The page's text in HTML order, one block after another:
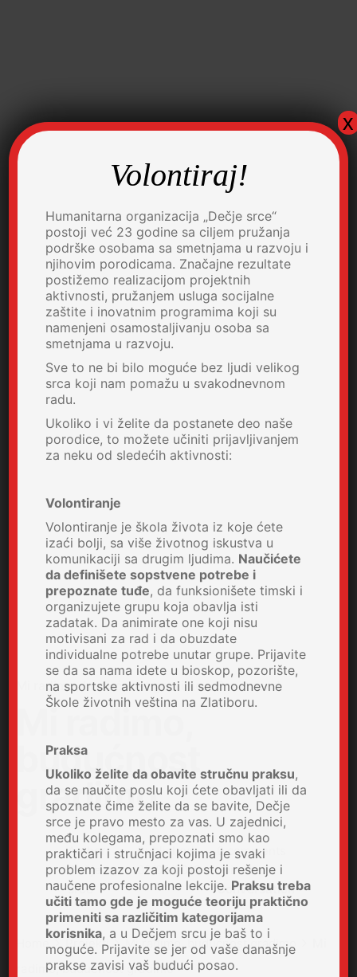
Mi radimo, budućnost gradimo 3 min read
Mi radimo,
budućnost
gradimo
Author
Dečje
srce
Published
02/09/2018
0 comments
Join the
Conversation
Home Projekti Mi radimo, budućnost gradimo
radimo, budućnost gradimo
Volontiraj!
Humanitarna organizacija „Dečje srce“
postoji već 23 godine sa ciljem pružanja
podrške osobama sa smetnjama u razvoju i
njihovim porodicama. Značajne rezultate
postižemo realizacijom projektnih
aktivnosti, pružanjem usluga socijalne
zaštite i inovatnim programima koji su
namenjeni osamostaljivanju osoba sa
smetnjama u razvoju.
Sve to ne bi bilo moguće bez ljudi velikog
srca koji nam pomažu u svakodnevnom
radu.
Ukoliko i vi želite da postanete deo naše
porodice, to možete učiniti prijavljivanjem
za neku od sledećih aktivnosti:
Volontiranje
Volontiranje je škola života iz koje ćete
izaći bolji, sa više životnog iskustva u
komunikaciji sa drugim ljudima. Naučićete
da definišete sopstvene potrebe i
prepoznate tuđe, da funksionišete timski i
organizujete grupu koja obavlja isti
zadatak. Da animirate one koji nisu
motivisani za rad i da obuzdate
individualne potrebe unutar grupe. Prijavite
se da sa nama idete u bioskop, pozorište,
na sportske aktivnosti ili sedmodnevne
Škole životnih veština na Zlatiboru.
Praksa
Ukoliko želite da obavite stručnu praksu,
da se naučite poslu koji ćete obavljati ili da
spoznate čime želite da se bavite, Dečje
srce je pravo mesto za vas. U zajednici,
među kolegama, prepoznati smo kao
praktičari i stručnjaci kojima je svaki
problem izazov za koji postoji rešenje i
naučene profesionalne lekcije. Praksu treba
učiti tamo gde je moguće teoriju praktično
primeniti sa različitim kategorijama
korisnika, a u Dečjem srcu je baš to i
moguće. Prijavite se jer od vaše današnje
prakse zavisi vaš budući posao.
x